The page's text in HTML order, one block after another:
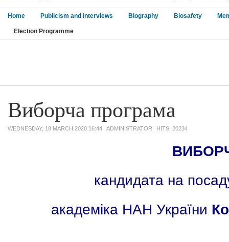
Home Publicism and interviews Biography Biosafety
Election Programme
Виборча програма
WEDNESDAY, 18 MARCH 2020 16:44 ADMINISTRATOR HITS: 20234
кандидата на
академіка НАН України